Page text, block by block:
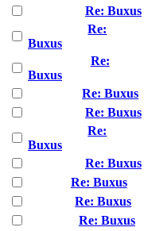
Re: Buxus
Re:
Buxus
Re:
Buxus
Re: Buxus
Re: Buxus
Re:
Buxus
Re: Buxus
Re: Buxus
Re: Buxus
Re: Buxus